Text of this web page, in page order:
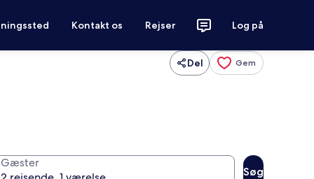
Kontakt os Rejser Log på
Del Gem
Gæster
Søg